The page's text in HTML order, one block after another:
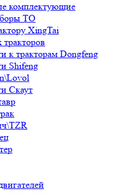
комплектующие
ТО
XingTai
к тракторам Dongfeng
Shifeng
Скаут